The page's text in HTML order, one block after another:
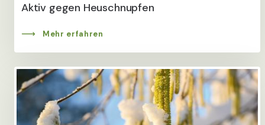
Aktiv gegen Heuschnupfen
Mehr erfahren